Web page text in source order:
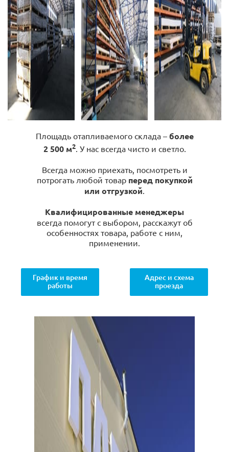
Площадь отапливаемого склада – более
2 500 м2. У нас всегда чисто и светло.
Всегда можно приехать, посмотреть и
потрогать любой товар перед покупкой
или отгрузкой.
Квалифицированные менеджеры
всегда помогут с выбором, расскажут об
особенностях товара, работе с ним,
применении.
График и время
работы
Адрес и схема
проезда